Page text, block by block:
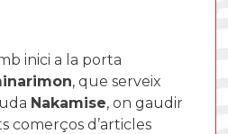
inici a la porta
, que serveix
Nakamise, on gaudir
comerços d’articles